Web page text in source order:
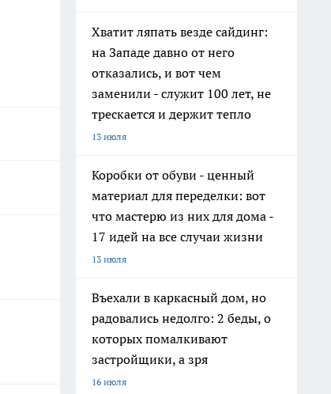
Хватит ляпать везде сайдинг:
на Западе давно от него
отказались, и вот чем
заменили - служит 100 лет, не
трескается и держит тепло
13 июля
Коробки от обуви - ценный
материал для переделки: вот
что мастерю из них для дома -
17 идей на все случаи жизни
13 июля
Въехали в каркасный дом, но
радовались недолго: 2 беды, о
которых помалкивают
застройщики, а зря
16 июля